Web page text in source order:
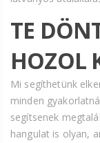
TE
HOZOL
Mi segíthetünk
minden
segítsenek
hangulat is olyan,